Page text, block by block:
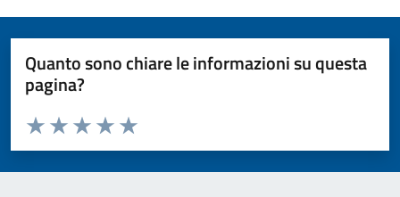
Quanto sono chiare le informazioni su questa
pagina?
Valuta da 1 a 5 stelle la pagina
Valuta 5 stelle su 5
Valuta 4 stelle su 5
Valuta 3 stelle su 5
Valuta 2 stelle su 5
Valuta 1 stelle su 5